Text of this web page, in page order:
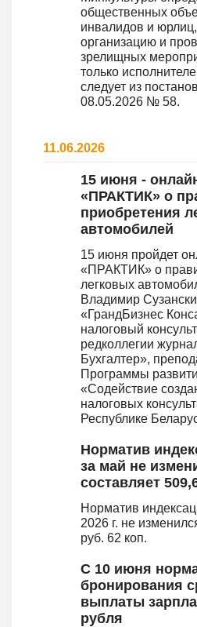
общественных
инвалидов и
организацию и
зрелищных
только
следует из
08.05.2026 № 58.
11.06.2026
15 июня -
«ПРАКТИК» о
приобретения
автомобилей
15 июня пройдет
«ПРАКТИК» о
легковых
Владимир
«ГрандБизнес
налоговый
редколлегии
Бухгалтер»,
Программы
«Содействие
налоговых
Республике
Норматив
за май не
составляет
Норматив
2026 г. не
руб. 62 коп.
С 10 июня
бронирования
выплаты
рубля